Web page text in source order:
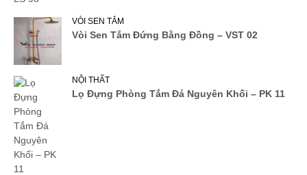
VÒI SEN TẮM
Vòi Sen Tắm Đứng Bằng Đồng – VST 02
NỘI THẤT
Lọ Đựng Phòng Tắm Đá Nguyên Khối – PK 11